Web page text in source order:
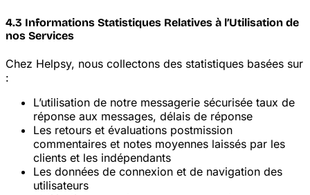
4.3 Informations Statistiques Relatives à l’Utilisation de
nos Services
Chez Helpsy, nous collectons des statistiques basées sur
:
L’utilisation de notre messagerie sécurisée taux de
réponse aux messages, délais de réponse
Les retours et évaluations postmission
commentaires et notes moyennes laissés par les
clients et les indépendants
Les données de connexion et de navigation des
utilisateurs